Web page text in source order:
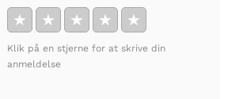
★ ★ ★ ★ ★
Klik på en stjerne for at skrive din
anmeldelse